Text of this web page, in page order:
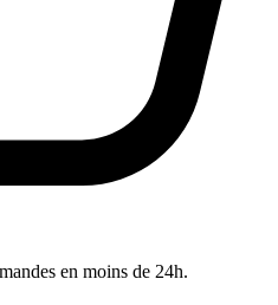
en moins de 24h.